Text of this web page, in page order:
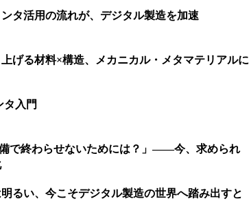
タ活用の流れが、デジタル製造を加速
げる材料×構造、メカニカル・メタマテリアルに
タ入門
備で終わらせないためには？」――今、求められ
るい、今こそデジタル製造の世界へ踏み出すと